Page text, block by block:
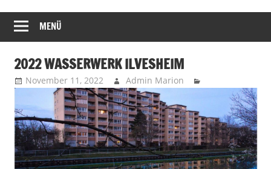
AKF
Hemsbach
in
ihrer
Vielfalt
MENÜ
2022 WASSERWERK ILVESHEIM
November 11, 2022 Admin Marion